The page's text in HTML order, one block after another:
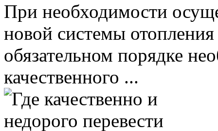
При необходимости
новой системы
обязательном порядке
качественного ...